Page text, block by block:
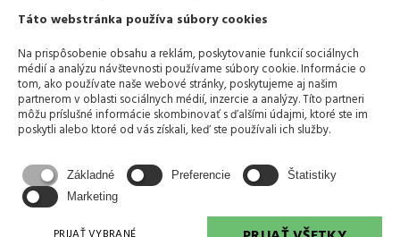
Táto webstránka používa súbory cookies
Na prispôsobenie obsahu a reklám, poskytovanie funkcií sociálnych
médií a analýzu návštevnosti používame súbory cookie. Informácie o
tom, ako používate naše webové stránky, poskytujeme aj našim
partnerom v oblasti sociálnych médií, inzercie a analýzy. Títo partneri
môžu príslušné informácie skombinovať s ďalšími údajmi, ktoré ste im
poskytli alebo ktoré od vás získali, keď ste používali ich služby.
Základné Preferencie
Štatistiky
Marketing
ODOSLAŤ SPRÁVU
+421 905 677 681
erikjv@erikjv.sk